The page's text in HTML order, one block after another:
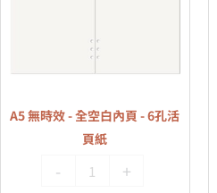
空
白
頁
-
6
A5 無時效 - 全空白內頁 - 6孔活
頁紙
- +